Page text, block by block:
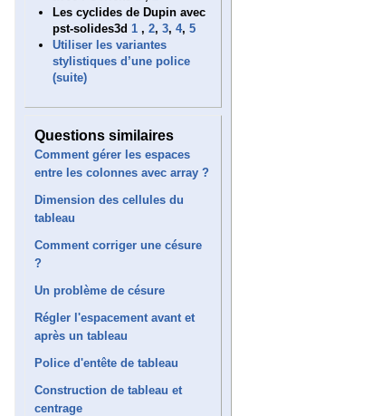
Les cyclides de Dupin avec
pst-solides3d 1 , 2, 3, 4, 5
Utiliser les variantes
stylistiques d’une police
(suite)
Questions similaires
Comment gérer les espaces
entre les colonnes avec array ?
Dimension des cellules du
tableau
Comment corriger une césure
?
Un problème de césure
Régler l'espacement avant et
après un tableau
Police d'entête de tableau
Construction de tableau et
centrage